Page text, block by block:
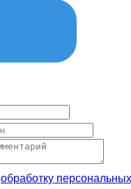
обработку